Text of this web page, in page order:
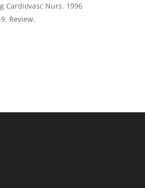
Cardiovasc Nurs. 1996
Review.